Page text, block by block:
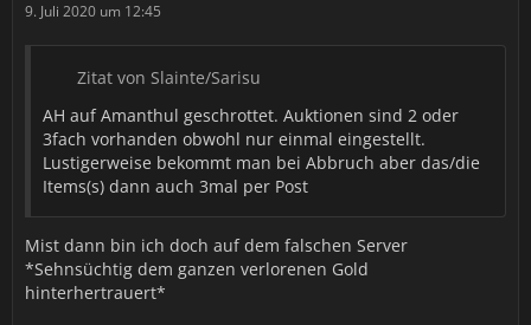
9. Juli 2020 um 12:45
Zitat von Slainte/Sarisu
AH auf Amanthul geschrottet. Auktionen sind 2 oder
3fach vorhanden obwohl nur einmal eingestellt.
Lustigerweise bekommt man bei Abbruch aber das/die
Items(s) dann auch 3mal per Post
Mist dann bin ich doch auf dem falschen Server
*Sehnsüchtig dem ganzen verlorenen Gold
hinterhertrauert*